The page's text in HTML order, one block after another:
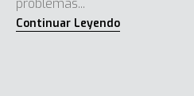
problemas...